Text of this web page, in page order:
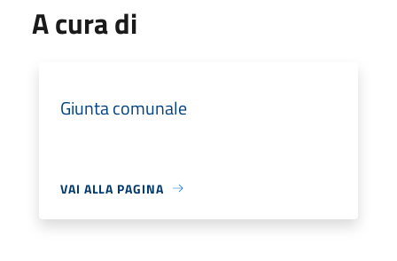
A cura di
Giunta comunale
VAI ALLA PAGINA